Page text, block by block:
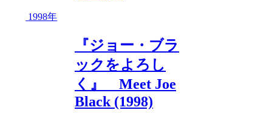
1998年
『ジョー・ブラ
ックをよろし
く』 Meet Joe
Black (1998)